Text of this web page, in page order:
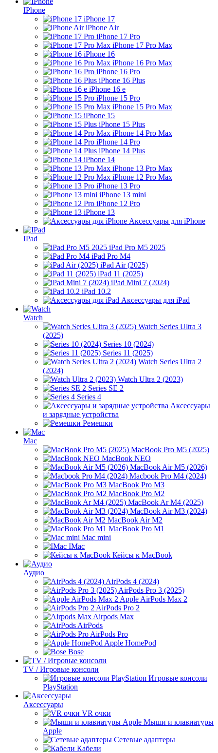
IPhone
iPhone 17
iPhone Air
iPhone 17 Pro
iPhone 17 Pro Max
iPhone 16
iPhone 16 Pro Max
iPhone 16 Pro
iPhone 16 Plus
iPhone 16 e
iPhone 15 Pro
iPhone 15 Pro Max
iPhone 15
iPhone 15 Plus
iPhone 14 Pro Max
iPhone 14 Pro
iPhone 14 Plus
iPhone 14
iPhone 13 Pro Max
iPhone 12 Pro Max
iPhone 13 Pro
iPhone 13 mini
iPhone 12 Pro
iPhone 13
Аксессуары для iPhone
IPad
iPad Pro M5 2025
iPad Pro M4
iPad Air (2025)
iPad 11 (2025)
iPad Mini 7 (2024)
iPad 10.2
Аксессуары для iPad
Watch
Watch Series Ultra 3
(2025)
Series 10 (2024)
Series 11 (2025)
Watch Series Ultra 2
(2024)
Watch Ultra 2 (2023)
Series SE 2
Series 4
Аксессуары
и зарядные устройства
Ремешки
Mac
MacBook Pro M5 (2025)
MacBook NEO
MacBook Air M5 (2026)
Macbook Pro M4 (2024)
MacBook Pro M3
MacBook Pro M2
MacBook Ar M4 (2025)
MacBook Air M3 (2024)
MacBook Air M2
MacBook Pro M1
Mac mini
IMac
Кейсы к MacBook
Аудио
AirPods 4 (2024)
AirPods Pro 3 (2025)
Apple AirPods Max 2
AirPods Pro 2
Airpods Max
AirPods
AirPods Pro
Apple HomePod
Bose
TV / Игровые консоли
Игровые консоли
PlayStation
Аксессуары
VR очки
Мыши и клавиатуры
Apple
Сетевые адаптеры
Кабели